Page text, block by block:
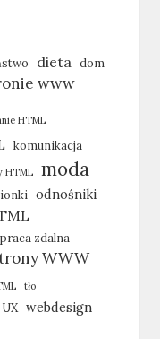
dieta dom
www
HTML
komunikacja
HTML moda
odnośniki
praca zdalna
WWW
tło
UX webdesign